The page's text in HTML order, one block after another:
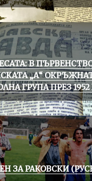
В
„А“
ГРУПА ПРЕЗ 1952
ЗА РАКОВСКИ